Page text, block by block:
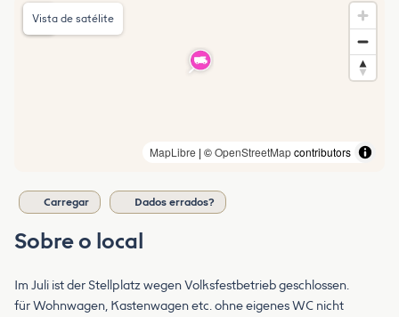
MapLibre | ©OpenStreetMapcontributors
Vista de satélite
Carregar Dados errados?
Sobre o local
Im Juli ist der Stellplatz wegen Volksfestbetrieb geschlossen.
für Wohnwagen, Kastenwagen etc. ohne eigenes WC nicht